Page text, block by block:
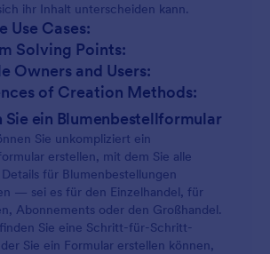
ihr Inhalt unterscheiden kann.
Use Cases:
Solving Points:
Owners and Users:
of Creation Methods:
Sie ein Blumenbestellformular
Sie unkompliziert ein
erstellen, mit dem Sie alle
für Blumenbestellungen
— sei es für den Einzelhandel, für
Abonnements oder den Großhandel.
Sie eine Schritt-für-Schritt-
Sie ein Formular erstellen können,